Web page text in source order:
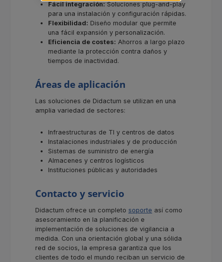
Fácil integración: Soluciones plug-and-play
para una instalación y configuración rápidas.
Flexibilidad: Diseño modular que permite
una fácil expansión y personalización.
Eficiencia de costes: Ahorros a largo plazo
mediante la protección contra daños y
tiempos de inactividad.
Áreas de aplicación
Las soluciones de Didactum se utilizan en una
amplia variedad de sectores:
Infraestructuras de TI y centros de datos
Instalaciones industriales y de producción
Sistemas de suministro de energía
Almacenes y centros logísticos
Instituciones públicas y autoridades
Contacto y servicio
Didactum ofrece un completo soporte así como
asesoramiento en la planificación e
implementación de soluciones de vigilancia a
medida. Con una orientación global y una sólida
red de socios, la empresa garantiza que los
clientes de todo el mundo reciban un servicio de